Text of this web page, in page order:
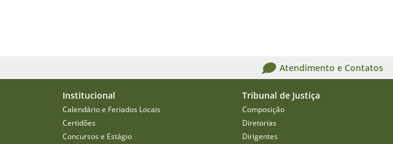
Atendimento e Contatos
Institucional
Calendário e Feriados Locais
Certidões
Concursos e Estágio
Tribunal de Justiça
Composição
Diretorias
Dirigentes